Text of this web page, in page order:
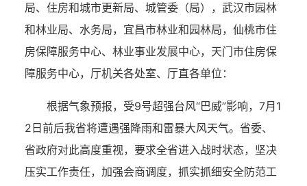
局、住房和城市更新局、城管委（局），武汉市园林
和林业局、水务局，宜昌市林业和园林局，仙桃市住
房保障服务中心、林业事业发展中心，天门市住房保
障服务中心，厅机关各处室、厅直各单位：
根据气象预报，受9号超强台风“巴威”影响，7月1
2日前后我省将遭遇强降雨和雷暴大风天气。省委、
省政府对此高度重视，要求全省进入战时状态，坚决
压实工作责任，加强会商调度，抓实抓细安全防范工